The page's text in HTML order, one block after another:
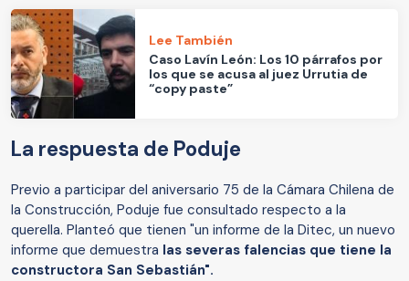
Lee También
Caso Lavín León: Los 10 párrafos por
los que se acusa al juez Urrutia de
“copy paste”
La respuesta de Poduje
Previo a participar del aniversario 75 de la Cámara Chilena de
la Construcción, Poduje fue consultado respecto a la
querella. Planteó que tienen "un informe de la Ditec, un nuevo
informe que demuestra las severas falencias que tiene la
constructora San Sebastián".